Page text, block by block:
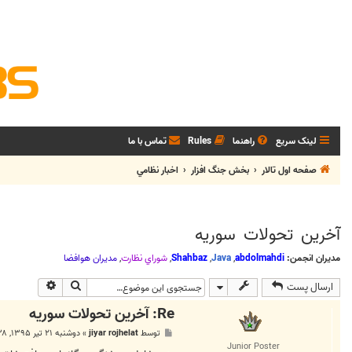
لینک سریع راهنما Rules تماس با ما
صفحه اول تالار
بخش جنگ افزار اخبار نظامي
آخرين تحولات سوريه
مدیران انجمن: abdolmahdi
,
Java
,
Shahbaz
,شوراي نظارت,مديران هوافضا
ارسال پست جستجو
Junior Poster
Re: آخرين تحولات سوريه
توسطjiyar rojhelat
»دوشنبه ۲۱ تیر ۱۳۹۵, ۳:۳۸ ب.ظ